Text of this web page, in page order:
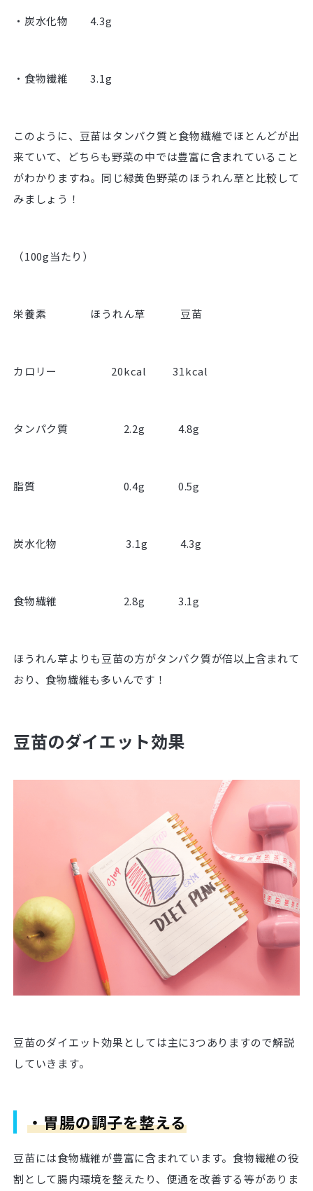
・炭水化物 4.3g
・食物繊維 3.1g
このように、豆苗はタンパク質と食物繊維でほとんどが出
来ていて、どちらも野菜の中では豊富に含まれていること
がわかりますね。同じ緑黄色野菜のほうれん草と比較して
みましょう！
（100g当たり）
栄養素 ほうれん草 豆苗
カロリー 20kcal 31kcal
タンパク質 2.2g 4.8g
脂質 0.4g 0.5g
炭水化物 3.1g 4.3g
食物繊維 2.8g 3.1g
ほうれん草よりも豆苗の方がタンパク質が倍以上含まれて
おり、食物繊維も多いんです！
豆苗のダイエット効果
豆苗のダイエット効果としては主に3つありますので解説
していきます。
・胃腸の調子を整える
豆苗には食物繊維が豊富に含まれています。食物繊維の役
割として腸内環境を整えたり、便通を改善する等がありま